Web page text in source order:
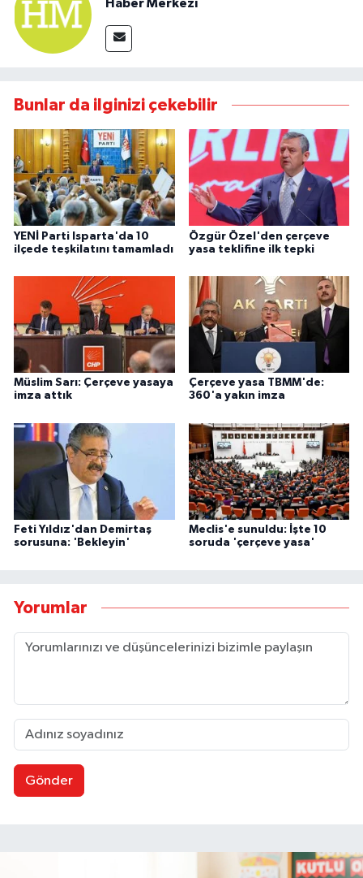
Haber Merkezi
Bunlar da ilginizi çekebilir
YENİ Parti Isparta'da 10
ilçede teşkilatını tamamladı
Özgür Özel'den çerçeve
yasa teklifine ilk tepki
Müslim Sarı: Çerçeve yasaya
imza attık
Çerçeve yasa TBMM'de:
360'a yakın imza
Feti Yıldız'dan Demirtaş
sorusuna: 'Bekleyin'
Meclis'e sunuldu: İşte 10
soruda 'çerçeve yasa'
Yorumlar
Gönder